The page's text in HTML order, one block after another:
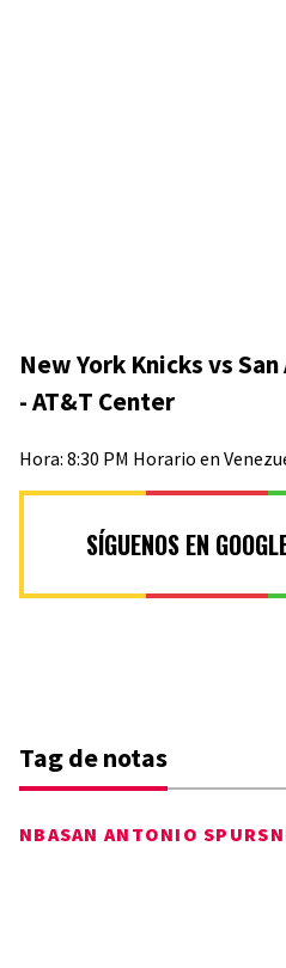
New York Knicks vs
- AT&T Center
Hora: 8:30 PM Horario en
SÍGUENOS EN
Tag de notas
NBASAN ANTONIO SPURS